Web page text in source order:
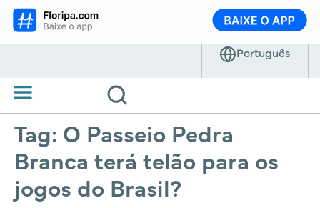
Tag: O Passeio Pedra
Branca terá telão para os
jogos do Brasil?